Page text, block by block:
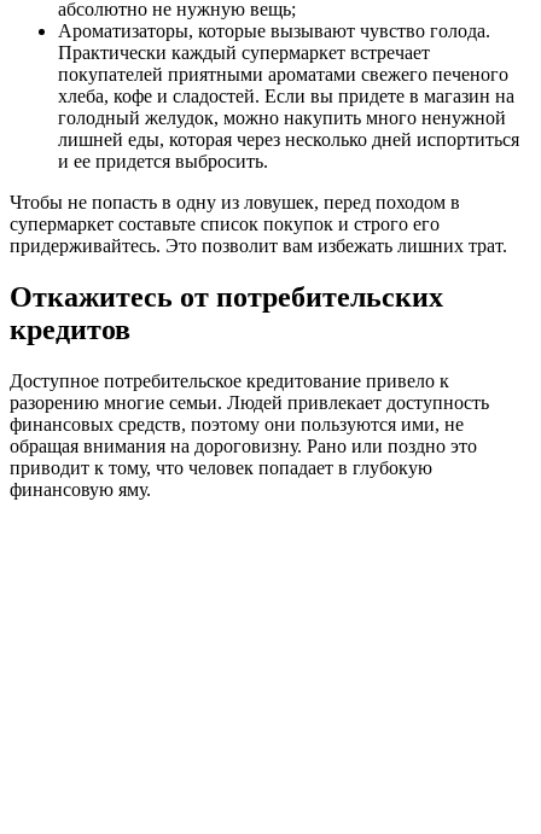
абсолютно не нужную вещь;
Ароматизаторы, которые вызывают чувство голода.
Практически каждый супермаркет встречает
покупателей приятными ароматами свежего печеного
хлеба, кофе и сладостей. Если вы придете в магазин на
голодный желудок, можно накупить много ненужной
лишней еды, которая через несколько дней испортиться
и ее придется выбросить.
Чтобы не попасть в одну из ловушек, перед походом в
супермаркет составьте список покупок и строго его
придерживайтесь. Это позволит вам избежать лишних трат.
Откажитесь от потребительских
кредитов
Доступное потребительское кредитование привело к
разорению многие семьи. Людей привлекает доступность
финансовых средств, поэтому они пользуются ими, не
обращая внимания на дороговизну. Рано или поздно это
приводит к тому, что человек попадает в глубокую
финансовую яму.